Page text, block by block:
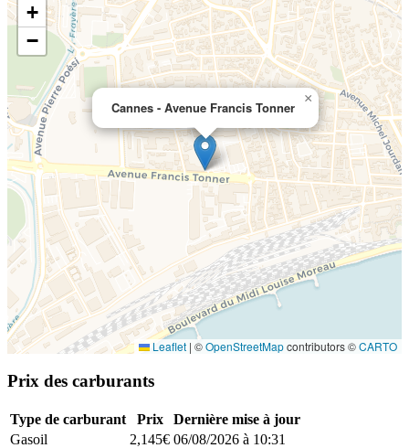
Cannes - Avenue Francis Tonner
×
+
−
Leaflet | ©OpenStreetMapcontributors ©CARTO
Prix des carburants
Type de carburant Prix
Dernière mise à jour
Gasoil
2,145€ 06/08/2026 à 10:31